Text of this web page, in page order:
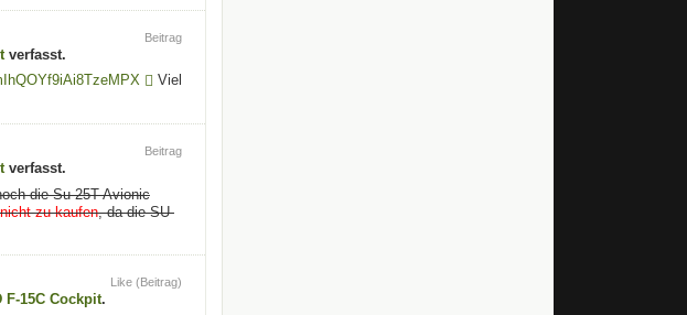
verfasst.
Beitrag
Viel
verfasst.
Beitrag
die Su-25T Avionic
zu kaufen, da die SU-
F-15C Cockpit.
Like (Beitrag)